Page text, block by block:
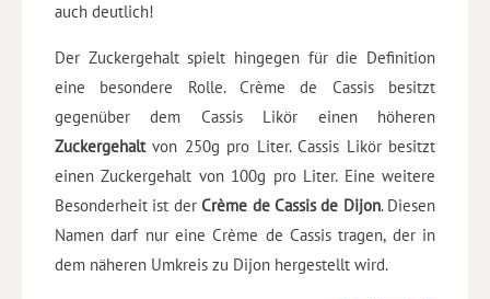
auch deutlich!
Der Zuckergehalt spielt hingegen für die Definition
eine besondere Rolle. Crème de Cassis besitzt
gegenüber dem Cassis Likör einen höheren
Zuckergehaltvon 250g pro Liter. Cassis Likör besitzt
einen Zuckergehalt von 100g pro Liter. Eine weitere
Besonderheit ist derCrème de Cassis de Dijon. Diesen
Namen darf nur eine Crème de Cassis tragen, der in
dem näheren Umkreis zu Dijon hergestellt wird.